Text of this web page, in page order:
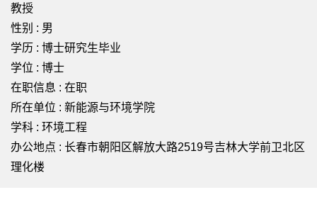
教授
性别 : 男
学历 : 博士研究生毕业
学位 : 博士
在职信息 : 在职
所在单位 : 新能源与环境学院
学科 : 环境工程
办公地点 : 长春市朝阳区解放大路2519号吉林大学前卫北区
理化楼